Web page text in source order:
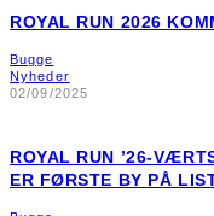
ROYAL RUN 2026
Bugge
Nyheder
02/09/2025
ROYAL RUN ’26-
ER FØRSTE BY PÅ